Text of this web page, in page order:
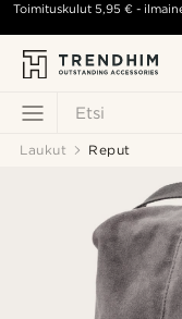
Etsi
Toimituskulut5,95 € -
Laukut Reput